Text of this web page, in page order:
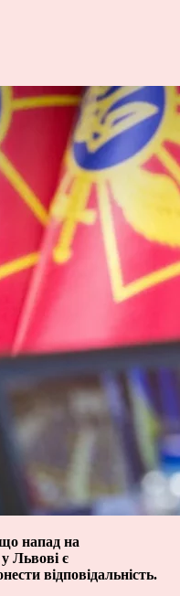
напад на
Львові є
відповідальність.